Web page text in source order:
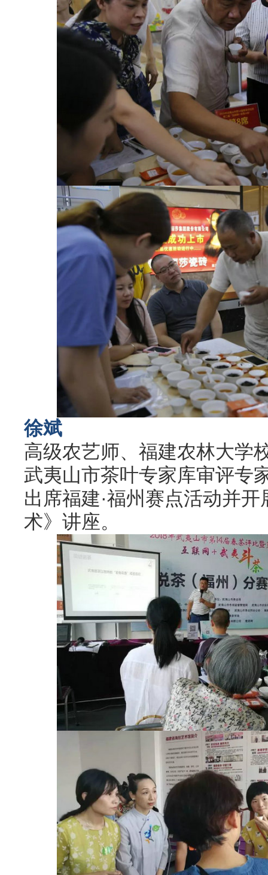
徐斌
高级农艺师、福建农林大学
武夷山市茶叶专家库审评专
出席福建·福州赛点活动并
术》讲座。